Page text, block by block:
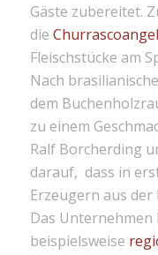
Gäste zubereitet.
die
Fleischstücke am
Nach
dem
zu einem
Ralf Borcherding
darauf, dass in
Erzeugern aus
Das
beispielsweise